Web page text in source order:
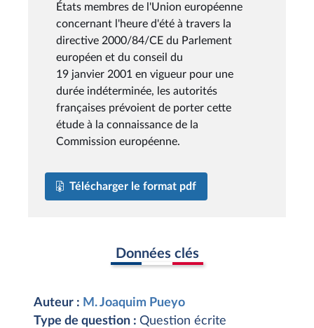
États membres de l'Union européenne
concernant l'heure d'été à travers la
directive 2000/84/CE du Parlement
européen et du conseil du
19 janvier 2001 en vigueur pour une
durée indéterminée, les autorités
françaises prévoient de porter cette
étude à la connaissance de la
Commission européenne.
Télécharger le format pdf
Données clés
Auteur : M. Joaquim Pueyo
Type de question : Question écrite